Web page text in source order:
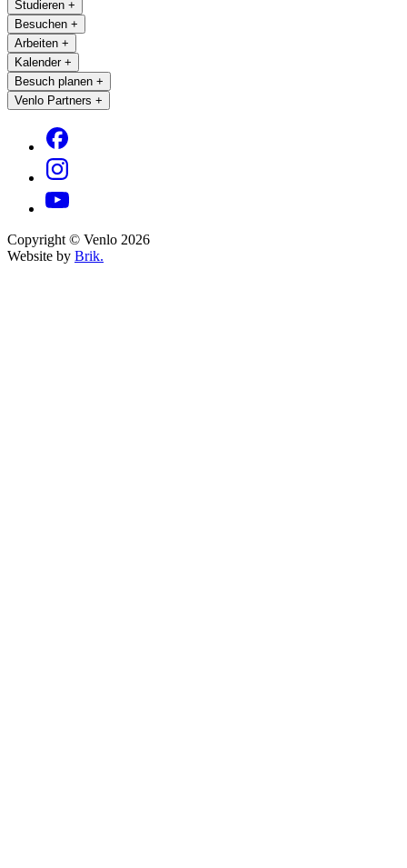
Studieren +
Besuchen +
Arbeiten +
Kalender +
Besuch planen +
Venlo Partners +
Copyright © Venlo 2026
Website by Brik.